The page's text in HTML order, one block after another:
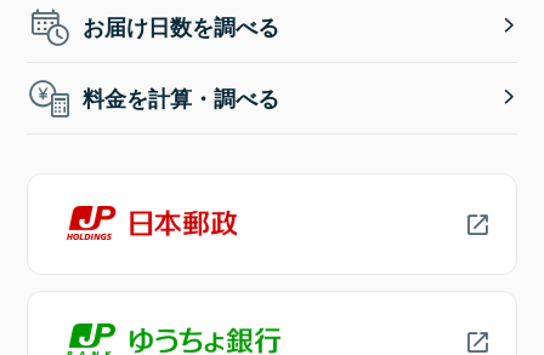
お届け日数を調べる
料金を計算・調べる